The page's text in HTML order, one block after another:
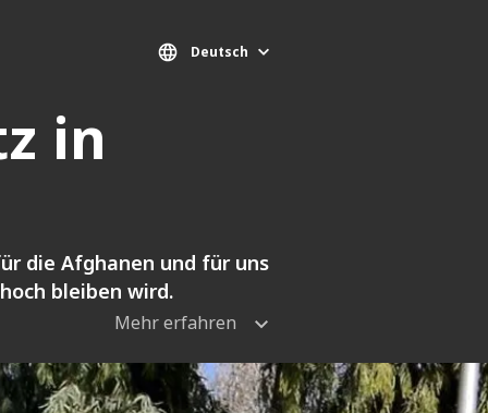
Deutsch
in
die Afghanen und für uns
bleiben wird.
Mehr erfahren